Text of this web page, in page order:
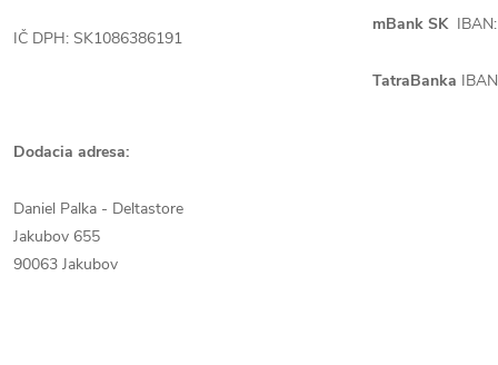
IČ DPH: SK1086386191
Dodacia adresa:
Daniel Palka - Deltastore
Jakubov 655
90063 Jakubov
mBank SK
TatraBanka